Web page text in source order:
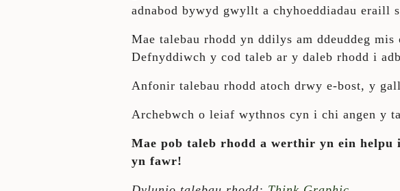
adnabod bywyd gwyllt a chyhoeddiadau eraill
Mae talebau rhodd yn ddilys am ddeuddeg
Defnyddiwch y cod taleb ar y daleb rhodd i
Anfonir talebau rhodd atoch drwy e-bost, y
Archebwch o leiaf wythnos cyn i chi angen y
Mae pob taleb rhodd a werthir yn ein
yn fawr!